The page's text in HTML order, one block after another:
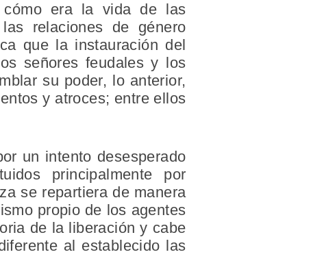
cómo era la vida de las
relaciones de género
que la instauración del
señores feudales y los
su poder, lo anterior,
y atroces; entre ellos
un intento desesperado
principalmente por
se repartiera de manera
propio de los agentes
de la liberación y cabe
al establecido las